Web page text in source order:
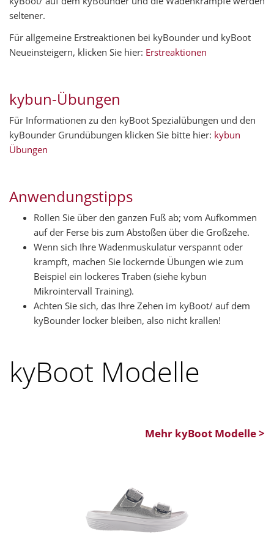
seltener.
Für allgemeine Erstreaktionen bei kyBounder und kyBoot
Neueinsteigern, klicken Sie hier: Erstreaktionen
kybun-Übungen
Für Informationen zu den kyBoot Spezialübungen und den
kyBounder Grundübungen klicken Sie bitte hier: kybun
Übungen
Anwendungstipps
Rollen Sie über den ganzen Fuß ab; vom Aufkommen
auf der Ferse bis zum Abstoßen über die Großzehe.
Wenn sich Ihre Wadenmuskulatur verspannt oder
krampft, machen Sie lockernde Übungen wie zum
Beispiel ein lockeres Traben (siehe kybun
Mikrointervall Training).
Achten Sie sich, das Ihre Zehen im kyBoot/ auf dem
kyBounder locker bleiben, also nicht krallen!
kyBoot Modelle
Mehr kyBoot Modelle >